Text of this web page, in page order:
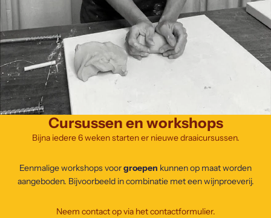
Cursussen en workshops
Bijna iedere 6 weken starten er nieuwe draaicursussen.
Eenmalige workshops voorgroepen kunnen op maat worden
aangeboden. Bijvoorbeeld in combinatie met een wijnproeverij.
Neem contact op via het contactformulier.